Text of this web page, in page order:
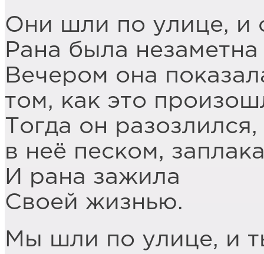
Они шли по улице, и
Рана была
Вечером она
том, как это
Тогда он
в неё песком,
И рана зажила
Своей жизнью.
Мы шли по улице, и